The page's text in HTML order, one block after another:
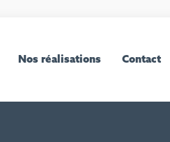
Nos réalisations Contact